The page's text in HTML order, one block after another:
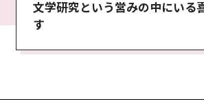
文学研究という営みの中にいる
す